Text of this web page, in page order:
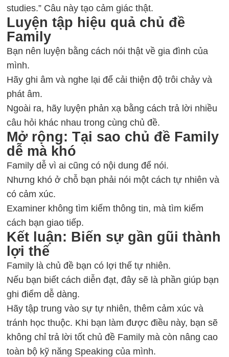
studies.” Câu này tạo cảm giác thật.
Luyện tập hiệu quả chủ đề
Family
Bạn nên luyện bằng cách nói thật về gia đình của
mình.
Hãy ghi âm và nghe lại để cải thiện độ trôi chảy và
phát âm.
Ngoài ra, hãy luyện phản xạ bằng cách trả lời nhiều
câu hỏi khác nhau trong cùng chủ đề.
Mở rộng: Tại sao chủ đề Family
dễ mà khó
Family dễ vì ai cũng có nội dung để nói.
Nhưng khó ở chỗ bạn phải nói một cách tự nhiên và
có cảm xúc.
Examiner không tìm kiếm thông tin, mà tìm kiếm
cách bạn giao tiếp.
Kết luận: Biến sự gần gũi thành
lợi thế
Family là chủ đề bạn có lợi thế tự nhiên.
Nếu bạn biết cách diễn đạt, đây sẽ là phần giúp bạn
ghi điểm dễ dàng.
Hãy tập trung vào sự tự nhiên, thêm cảm xúc và
tránh học thuộc. Khi bạn làm được điều này, bạn sẽ
không chỉ trả lời tốt chủ đề Family mà còn nâng cao
toàn bộ kỹ năng Speaking của mình.